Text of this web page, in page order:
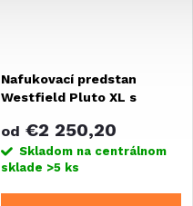
Nafukovací predstan
Westfield Pluto XL s
od €2 250,20
Skladom na centrálnom
sklade >5 ks